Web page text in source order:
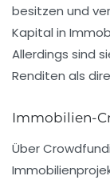
besitzen und
Kapital in
Allerdings sind
Renditen als
Immobilien-
Über